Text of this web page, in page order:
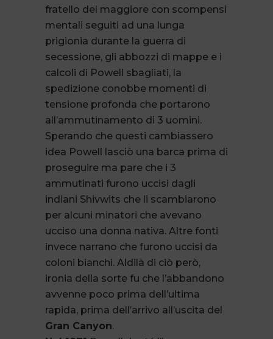
fratello del maggiore con scompensi
mentali seguiti ad una lunga
prigionia durante la guerra di
secessione, gli abbozzi di mappe e i
calcoli di Powell sbagliati, la
spedizione conobbe momenti di
tensione profonda che portarono
all’ammutinamento di 3 uomini.
Sperando che questi cambiassero
idea Powell lasciò una barca prima di
proseguire ma pare che i 3
ammutinati furono uccisi dagli
indiani Shivwits che li scambiarono
per alcuni minatori che avevano
ucciso una donna nativa. Altre fonti
invece narrano che furono uccisi da
coloni bianchi. Aldilà di ciò però,
ironia della sorte fu che l’abbandono
avvenne poco prima dell’ultima
rapida, prima dell’arrivo all’uscita del
Gran Canyon.